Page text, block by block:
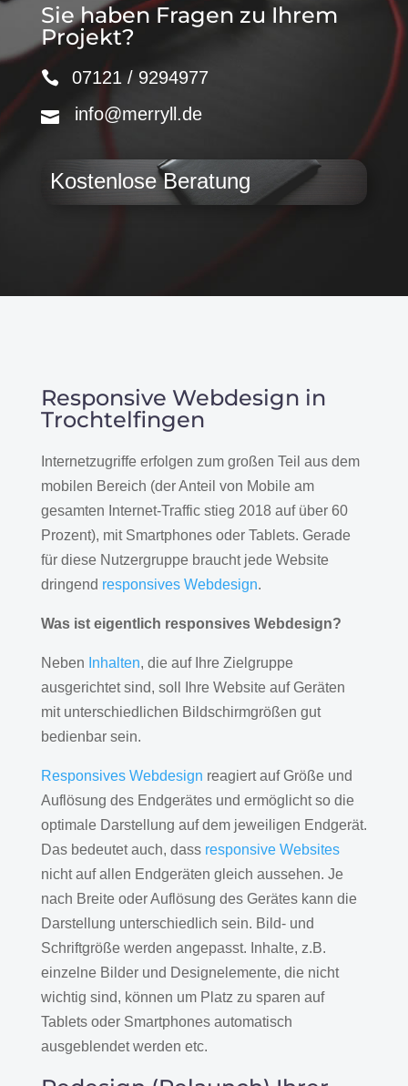
Sie haben Fragen zu Ihrem
Projekt?
07121 / 9294977
info@merryll.de
Kostenlose Beratung
Responsive Webdesign in
Trochtelfingen
Internetzugriffe erfolgen zum großen Teil aus dem
mobilen Bereich (der Anteil von Mobile am
gesamten Internet-Traffic stieg 2018 auf über 60
Prozent), mit Smartphones oder Tablets. Gerade
für diese Nutzergruppe braucht jede Website
dringend responsives Webdesign.
Was ist eigentlich responsives Webdesign?
Neben Inhalten, die auf Ihre Zielgruppe
ausgerichtet sind, soll Ihre Website auf Geräten
mit unterschiedlichen Bildschirmgrößen gut
bedienbar sein.
Responsives Webdesign reagiert auf Größe und
Auflösung des Endgerätes und ermöglicht so die
optimale Darstellung auf dem jeweiligen Endgerät.
Das bedeutet auch, dass responsive Websites
nicht auf allen Endgeräten gleich aussehen. Je
nach Breite oder Auflösung des Gerätes kann die
Darstellung unterschiedlich sein. Bild- und
Schriftgröße werden angepasst. Inhalte, z.B.
einzelne Bilder und Designelemente, die nicht
wichtig sind, können um Platz zu sparen auf
Tablets oder Smartphones automatisch
ausgeblendet werden etc.